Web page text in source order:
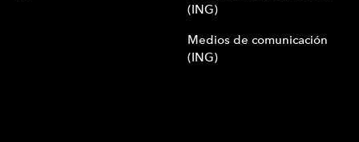
(ING)
Medios de comunicación
(ING)